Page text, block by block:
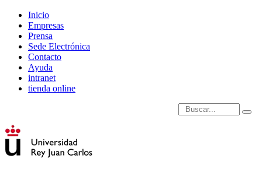
Inicio
Empresas
Prensa
Sede Electrónica
Contacto
Ayuda
intranet
tienda online
Introduce términos de